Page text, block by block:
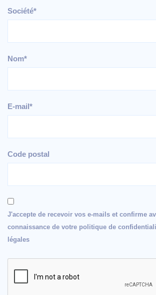
Société*
Nom*
E-mail*
Code postal
J'accepte de recevoir vos e-mails et confirme
connaissance de votre politique de
légales